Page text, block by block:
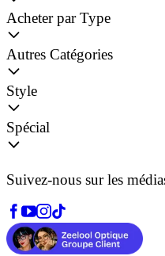
Acheter par Type
Autres Catégories
Style
Spécial
Suivez-nous sur les